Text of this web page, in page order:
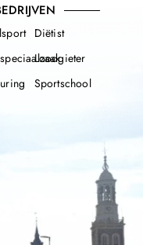
Diëtist
Loodgieter
Sportschool